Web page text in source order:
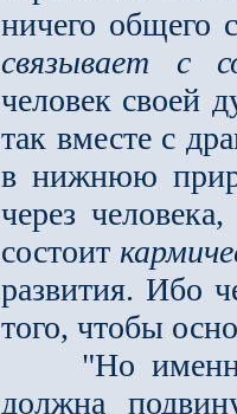
ничего общего
связывает с
человек своей
так вместе с
в нижнюю
через
состоит
развития. Ибо
того, чтобы
"Но именно
должна